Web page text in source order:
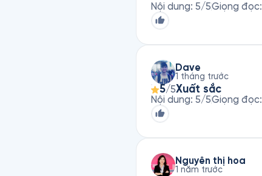
Nội dung: 5/5Giọng đọc:
Dave
1 tháng trước
5/5Xuất sắc
Nội dung: 5/5Giọng đọc:
Nguyễn thị hoa
1 năm trước